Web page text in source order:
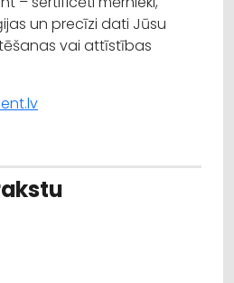
un precīzi dati Jūsu
vai attīstības